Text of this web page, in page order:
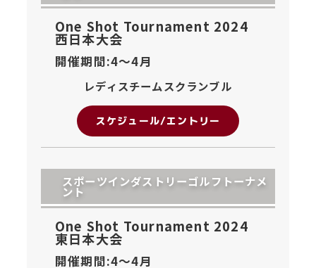
One Shot Tournament 2024
西日本大会
開催期間:4〜4月
レディスチームスクランブル
スケジュール/エントリー
スポーツインダストリーゴルフトーナメ
ント
One Shot Tournament 2024
東日本大会
開催期間:4〜4月